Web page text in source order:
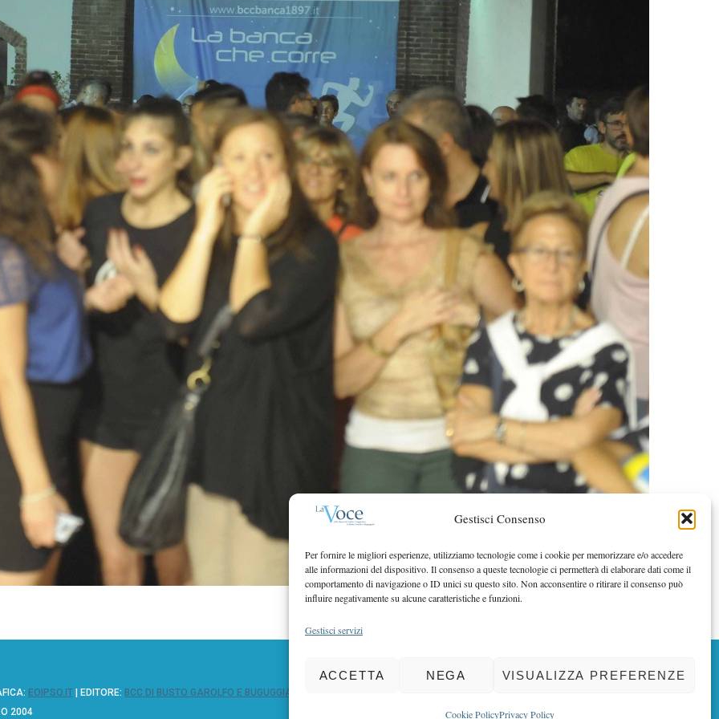
Gestisci Consenso
Per fornire le migliori esperienze, utilizziamo tecnologie come i cookie per memorizzare e/o accedere
alle informazioni del dispositivo. Il consenso a queste tecnologie ci permetterà di elaborare dati come il
comportamento di navigazione o ID unici su questo sito. Non acconsentire o ritirare il consenso può
influire negativamente su alcune caratteristiche e funzioni.
Gestisci servizi
ACCETTA NEGA VISUALIZZA PREFERENZE
Cookie PolicyPrivacy Policy
EOIPSO.IT | EDITORE: BCC DI BUSTO GAROLFO E BUGUGGIATE
2004
BACK TO TOP